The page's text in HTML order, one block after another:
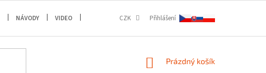
NÁVODY VIDEO CZK Přihlášení
NÁKUPNÍ
Prázdný košík